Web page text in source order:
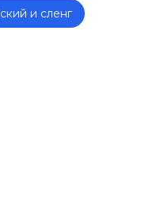
и сленг